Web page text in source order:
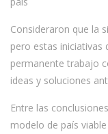
Consideraron que la
pero estas iniciativas
permanente trabajo
ideas y soluciones
Entre las
modelo de país